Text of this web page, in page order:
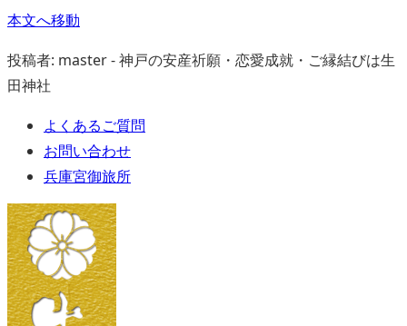
本文へ移動
投稿者: master - 神戸の安産祈願・恋愛成就・ご縁結びは生
田神社
よくあるご質問
お問い合わせ
兵庫宮御旅所